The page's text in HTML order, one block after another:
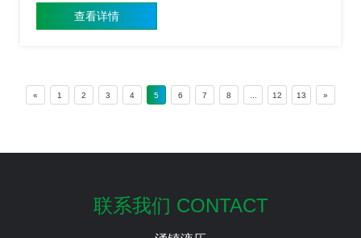
仅是一次技术升级，更是一场效率革命。
查看详情
« 1 2 3 4 5 6 7 8 ... 12 13 »
联系我们 CONTACT